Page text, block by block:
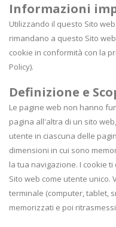
Informazioni
Utilizzando il questo Sito
rimandano a questo Sito
cookie in conformità con la
Policy).
Definizione e
Le pagine web non hanno
pagina all'altra di un sito
utente in ciascuna delle
dimensioni in cui sono
la tua navigazione. I cookie
Sito web come utente unico.
terminale (computer, tablet,
memorizzati e poi